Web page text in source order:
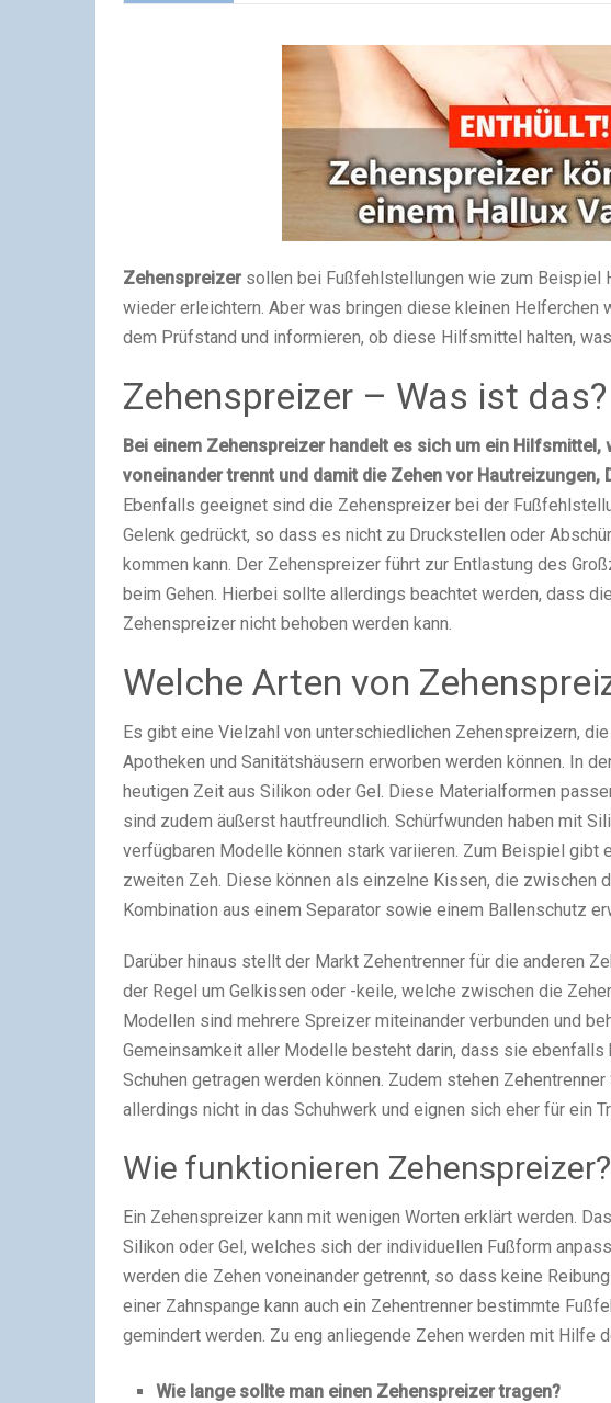
Zehenspreizer sollen bei Fußfehlstellungen wie zum Beispiel
wieder erleichtern. Aber was bringen diese kleinen Helferchen
dem Prüfstand und informieren, ob diese Hilfsmittel halten,
Zehenspreizer – Was ist das?
Bei einem Zehenspreizer handelt es sich um ein Hilfsmittel,
voneinander trennt und damit die Zehen vor
Ebenfalls geeignet sind die Zehenspreizer bei der
Gelenk gedrückt, so dass es nicht zu Druckstellen oder
kommen kann. Der Zehenspreizer führt zur Entlastung des
beim Gehen. Hierbei sollte allerdings beachtet werden, dass
Zehenspreizer nicht behoben werden kann.
Welche Arten von
Es gibt eine Vielzahl von unterschiedlichen Zehenspreizern,
Apotheken und Sanitätshäusern erworben werden können. In
heutigen Zeit aus Silikon oder Gel. Diese Materialformen
sind zudem äußerst hautfreundlich. Schürfwunden haben mit
verfügbaren Modelle können stark variieren. Zum Beispiel gibt
zweiten Zeh. Diese können als einzelne Kissen, die zwischen
Kombination aus einem Separator sowie einem Ballenschutz
Darüber hinaus stellt der Markt Zehentrenner für die anderen
der Regel um Gelkissen oder -keile, welche zwischen die
Modellen sind mehrere Spreizer miteinander verbunden und
Gemeinsamkeit aller Modelle besteht darin, dass sie ebenfalls
Schuhen getragen werden können. Zudem stehen
allerdings nicht in das Schuhwerk und eignen sich eher für ein
Wie funktionieren Zehenspreizer?
Ein Zehenspreizer kann mit wenigen Worten erklärt werden.
Silikon oder Gel, welches sich der individuellen Fußform
werden die Zehen voneinander getrennt, so dass keine
einer Zahnspange kann auch ein Zehentrenner bestimmte
gemindert werden. Zu eng anliegende Zehen werden mit Hilfe
Wie lange sollte man einen Zehenspreizer tragen?